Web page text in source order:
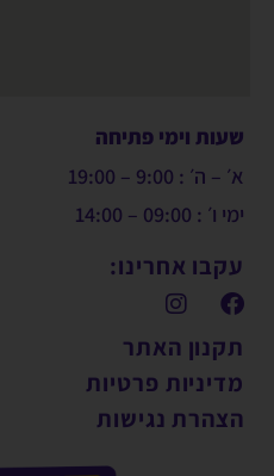
שעות וימי פתיחה
א׳ – ה׳ : 9:00 – 19:00
ימי ו׳ : 09:00 – 14:00
עקבו אחרינו:
תקנון האתר
מדיניות פרטיות
הצהרת נגישות